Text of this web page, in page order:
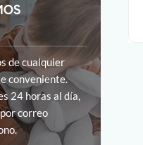
de cualquier
conveniente.
24 horas al día,
correo